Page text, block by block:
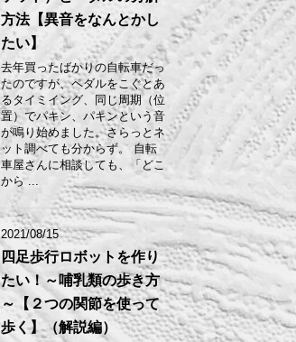
方法【異音をなんとかし
たい】
去年買ったばかりの自転車だっ
たのですが、ペダルをこぐとあ
るタイミイング、同じ周期（位
置）でパキン、パキンという音
が鳴り始めました。さらっとネ
ット調べても分からず。 自転
車屋さんに相談しても、「どこ
から ...
2021/08/15
四足歩行ロボットを作り
たい！～哺乳類の歩き方
～【２つの関節を使って
歩く】（解説編）